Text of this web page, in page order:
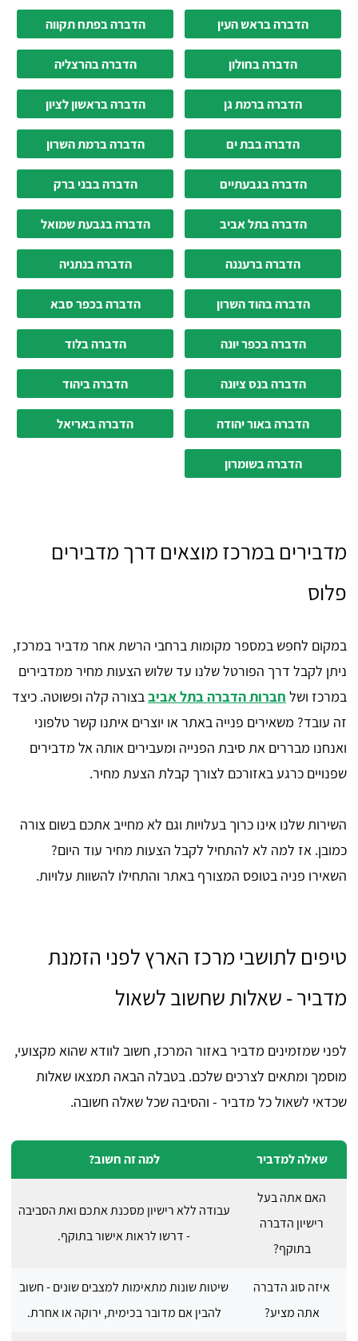
הדברה בראש העין הדברה בפתח תקווה
הדברה בחולון הדברה בהרצליה
הדברה ברמת גן הדברה בראשון לציון
הדברה בבת ים הדברה ברמת השרון
הדברה בגבעתיים הדברה בבני ברק
הדברה בתל אביב הדברה בגבעת שמואל
הדברה ברעננה הדברה בנתניה
הדברה בהוד השרון הדברה בכפר סבא
הדברה בכפר יונה הדברה בלוד
הדברה בנס ציונה הדברה ביהוד
הדברה באור יהודה הדברה באריאל
הדברה בשומרון
מדבירים במרכז מוצאים דרך מדבירים
פלוס
במקום לחפש במספר מקומות ברחבי הרשת אחר מדביר במרכז,
ניתן לקבל דרך הפורטל שלנו עד שלוש הצעות מחיר ממדבירים
במרכז ושל חברות הדברה בתל אביב בצורה קלה ופשוטה. כיצד
זה עובד? משאירים פנייה באתר או יוצרים איתנו קשר טלפוני
ואנחנו מבררים את סיבת הפנייה ומעבירים אותה אל מדבירים
שפנויים כרגע באזורכם לצורך קבלת הצעת מחיר.
השירות שלנו אינו כרוך בעלויות וגם לא מחייב אתכם בשום צורה
כמובן. אז למה לא להתחיל לקבל הצעות מחיר עוד היום?
השאירו פניה בטופס המצורף באתר והתחילו להשוות עלויות.
טיפים לתושבי מרכז הארץ לפני הזמנת
מדביר - שאלות שחשוב לשאול
לפני שמזמינים מדביר באזור המרכז, חשוב לוודא שהוא מקצועי,
מוסמך ומתאים לצרכים שלכם. בטבלה הבאה תמצאו שאלות
שכדאי לשאול כל מדביר - והסיבה שכל שאלה חשובה.
שאלה למדביר למה זה חשוב?
האם אתה בעל
רישיון הדברה
בתוקף?
עבודה ללא רישיון מסכנת אתכם ואת הסביבה
- דרשו לראות אישור בתוקף.
איזה סוג הדברה
אתה מציע?
שיטות שונות מתאימות למצבים שונים - חשוב
להבין אם מדובר בכימית, ירוקה או אחרת.